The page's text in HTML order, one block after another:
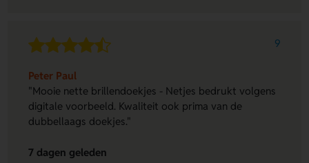
9
Peter Paul
"Mooie nette brillendoekjes - Netjes bedrukt volgens
digitale voorbeeld. Kwaliteit ook prima van de
dubbellaags doekjes."
7 dagen geleden